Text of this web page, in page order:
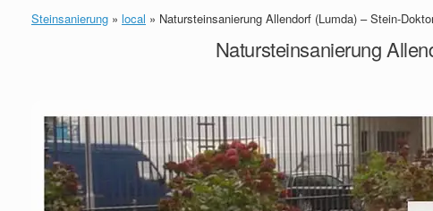
Steinsanierung » local » Natursteinsanierung Allendorf (Lumda) – Stein-
Natursteinsanierung